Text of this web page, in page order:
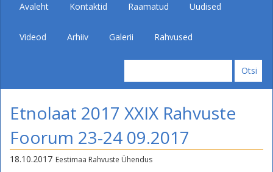
Avaleht Kontaktid Raamatud Uudised
Videod Arhiiv Galerii Rahvused
Etnolaat 2017 XXIX Rahvuste
Foorum 23-24 09.2017
18.10.2017 Eestimaa Rahvuste Ühendus